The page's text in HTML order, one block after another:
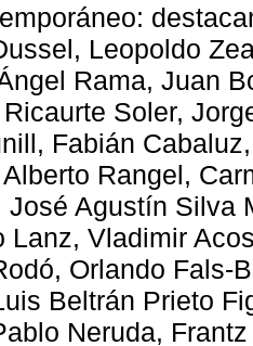
Leopoldo
Rama, Juan
Soler,
Fabián
Rangel,
José Agustín Silva
Lanz, Vladimir
Orlando Fals-
Beltrán Prieto
Neruda,